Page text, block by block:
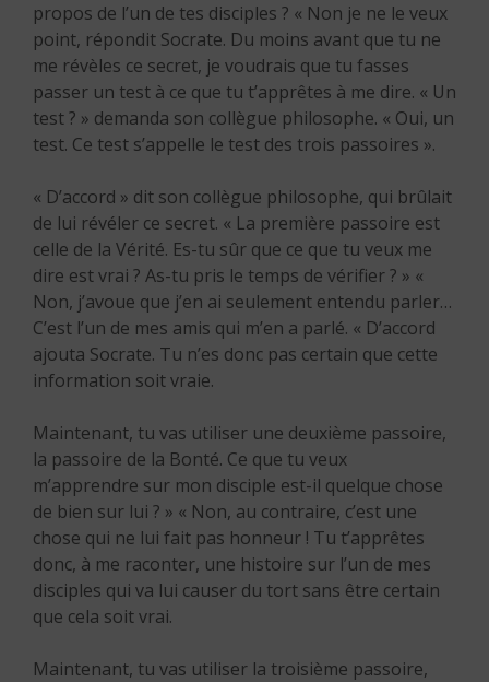
propos de l’un de tes disciples ? « Non je ne le veux
point, répondit Socrate. Du moins avant que tu ne
me révèles ce secret, je voudrais que tu fasses
passer un test à ce que tu t’apprêtes à me dire. « Un
test ? » demanda son collègue philosophe. « Oui, un
test. Ce test s’appelle le test des trois passoires ».
« D’accord » dit son collègue philosophe, qui brûlait
de lui révéler ce secret. « La première passoire est
celle de la Vérité. Es-tu sûr que ce que tu veux me
dire est vrai ? As-tu pris le temps de vérifier ? » «
Non, j’avoue que j’en ai seulement entendu parler…
C’est l’un de mes amis qui m’en a parlé. « D’accord
ajouta Socrate. Tu n’es donc pas certain que cette
information soit vraie.
Maintenant, tu vas utiliser une deuxième passoire,
la passoire de la Bonté. Ce que tu veux
m’apprendre sur mon disciple est-il quelque chose
de bien sur lui ? » « Non, au contraire, c’est une
chose qui ne lui fait pas honneur ! Tu t’apprêtes
donc, à me raconter, une histoire sur l’un de mes
disciples qui va lui causer du tort sans être certain
que cela soit vrai.
Maintenant, tu vas utiliser la troisième passoire,